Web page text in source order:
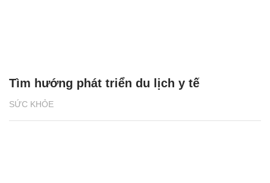
SỨC KHỎE
Tìm hướng phát triển du lịch y tế